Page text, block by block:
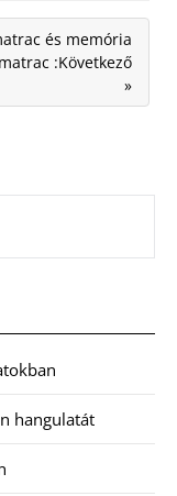
és memória
:Következő
»
hangulatát